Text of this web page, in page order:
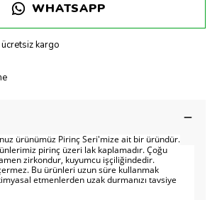
WHATSAPP
kargo
ürünümüz Pirinç Seri'mize ait bir üründür.
pirinç üzeri lak kaplamadır. Çoğu
zirkondur, kuyumcu işçiliğindedir.
Bu ürünleri uzun süre kullanmak
etmenlerden uzak durmanızı tavsiye